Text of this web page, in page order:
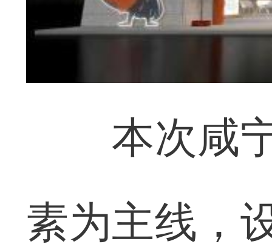
本次咸宁
素为主线，